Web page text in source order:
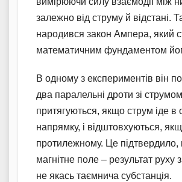
залежно від струму й відстані.
народився закон Ампера, який
математичним фундаментом
В одному з експериментів він
два паралельні дроти зі струмом
притягуються, якщо струм іде в
напрямку, і відштовхуються,
протилежному. Це
магнітне поле – результат руху
не якась таємнича субстанція.